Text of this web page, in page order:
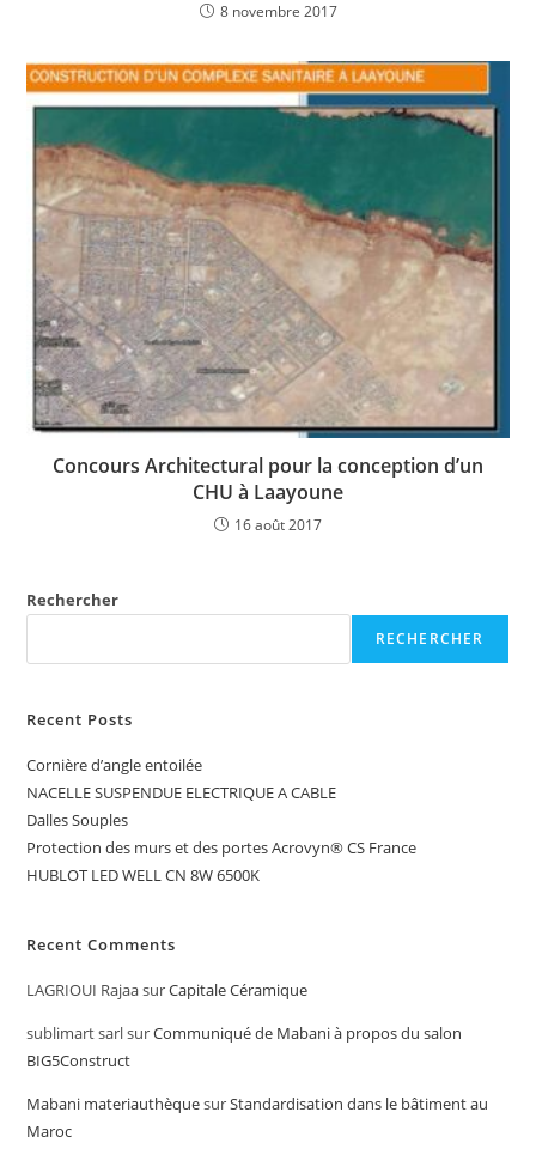
8 novembre 2017
Concours Architectural pour la conception d’un
CHU à Laayoune
16 août 2017
Rechercher
RECHERCHER
Recent Posts
Cornière d’angle entoilée
NACELLE SUSPENDUE ELECTRIQUE A CABLE
Dalles Souples
Protection des murs et des portes Acrovyn® CS France
HUBLOT LED WELL CN 8W 6500K
Recent Comments
LAGRIOUI RajaasurCapitale Céramique
sublimart sarlsurCommuniqué de Mabani à propos du salon
BIG5Construct
Mabani materiauthèquesurStandardisation dans le bâtiment au
Maroc